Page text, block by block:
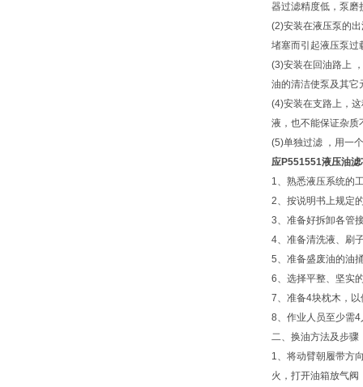
器过滤精度低，泵磨
(2)安装在液压泵的
堵塞而引起液压泵过
(3)安装在回油路上
油的清洁使泵及其它
(4)安装在支路上，
液，也不能保证杂质
(5)单独过滤 ，用一
应P551551液压油
1、熟悉液压系统的
2、按说明书上规定
3、准备好拆卸各管
4、准备清洗液、刷
5、准备盛废油的油
6、选择平整、坚实
7、准备4块枕木，
8、作业人员至少需
二、换油方法及步骤
1、将动臂朝履带方
火，打开油箱放气